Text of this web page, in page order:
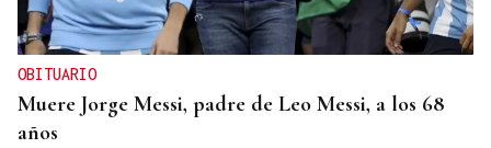
OBITUARIO
Muere Jorge Messi, padre de Leo Messi, a los 68
años